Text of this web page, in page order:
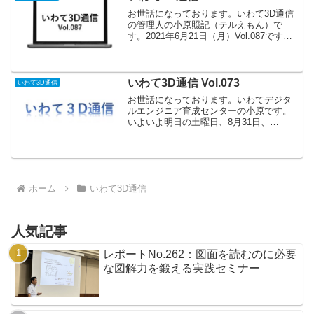
お世話になっております。いわて3D通信
の管理人の小原照記（テルえもん）で
す。2021年6月21日（月）Vol.087です。
術...
いわて3D通信 いわて3D通信 Vol.073
お世話になっております。いわてデジタ
ルエンジニア育成センターの小原です。
いよいよ明日の土曜日、8月31日、
トし、13時30分から鬼の面づくり体験...
ホーム いわて3D通信
人気記事
レポートNo.262：図面を読むのに必要
な図解力を鍛える実践セミナー